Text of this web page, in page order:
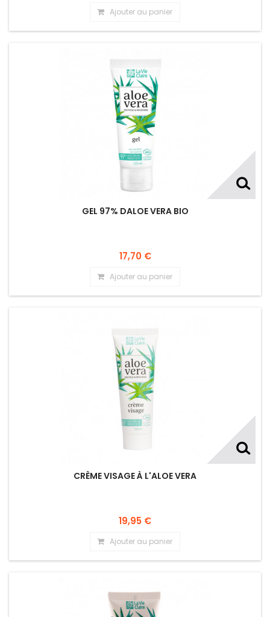
Ajouter au panier
GEL 97% DALOE VERA BIO
17,70 €
Ajouter au panier
CRÈME VISAGE À L'ALOE VERA
19,95 €
Ajouter au panier